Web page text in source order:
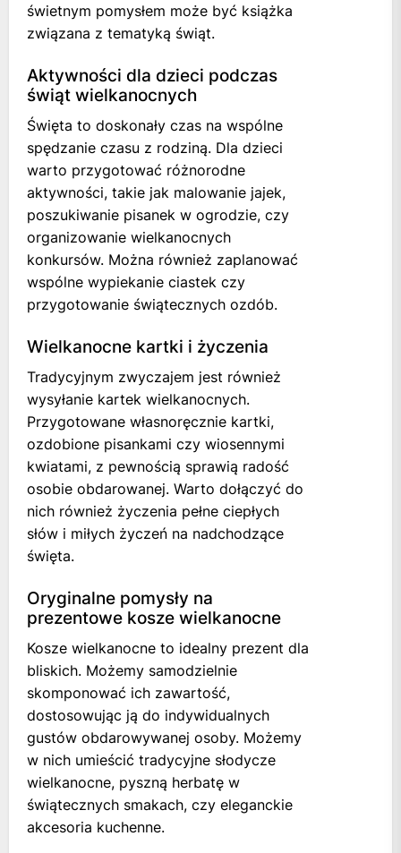
świetnym pomysłem może być książka
związana z tematyką świąt.
Aktywności dla dzieci podczas
świąt wielkanocnych
Święta to doskonały czas na wspólne
spędzanie czasu z rodziną. Dla dzieci
warto przygotować różnorodne
aktywności, takie jak malowanie jajek,
poszukiwanie pisanek w ogrodzie, czy
organizowanie wielkanocnych
konkursów. Można również zaplanować
wspólne wypiekanie ciastek czy
przygotowanie świątecznych ozdób.
Wielkanocne kartki i życzenia
Tradycyjnym zwyczajem jest również
wysyłanie kartek wielkanocnych.
Przygotowane własnoręcznie kartki,
ozdobione pisankami czy wiosennymi
kwiatami, z pewnością sprawią radość
osobie obdarowanej. Warto dołączyć do
nich również życzenia pełne ciepłych
słów i miłych życzeń na nadchodzące
święta.
Oryginalne pomysły na
prezentowe kosze wielkanocne
Kosze wielkanocne to idealny prezent dla
bliskich. Możemy samodzielnie
skomponować ich zawartość,
dostosowując ją do indywidualnych
gustów obdarowywanej osoby. Możemy
w nich umieścić tradycyjne słodycze
wielkanocne, pyszną herbatę w
świątecznych smakach, czy eleganckie
akcesoria kuchenne.